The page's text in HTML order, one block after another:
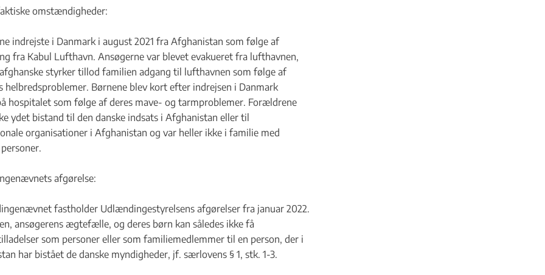
omstændigheder:
indrejste i Danmark i august 2021 fra Afghanistan som følge af
fra Kabul Lufthavn. Ansøgerne var blevet evakueret fra lufthavnen,
styrker tillod familien adgang til lufthavnen som følge af
helbredsproblemer. Børnene blev kort efter indrejsen i Danmark
hospitalet som følge af deres mave- og tarmproblemer. Forældrene
ydet bistand til den danske indsats i Afghanistan eller til
organisationer i Afghanistan og var heller ikke i familie med
afgørelse:
fastholder Udlændingestyrelsens afgørelser fra januar 2022.
ansøgerens ægtefælle, og deres børn kan således ikke få
som personer eller som familiemedlemmer til en person, der i
har bistået de danske myndigheder, jf. særlovens § 1, stk. 1-3.